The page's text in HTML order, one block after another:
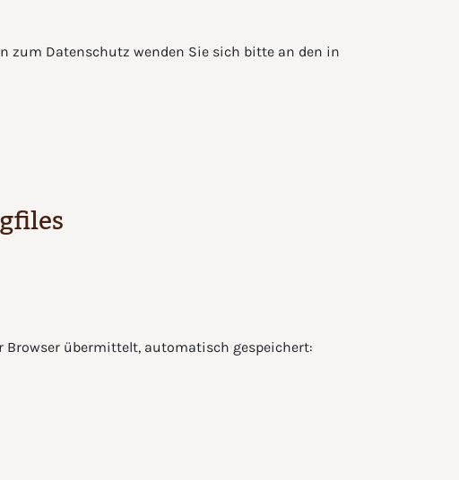
zum Datenschutz wenden Sie sich bitte an den in
Browser übermittelt, automatisch gespeichert: